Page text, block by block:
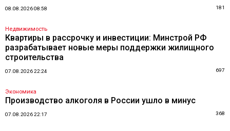
08.08.2026 08:58 181
Недвижимость
Квартиры в рассрочку и инвестиции: Минстрой РФ
разрабатывает новые меры поддержки жилищного
строительства
07.08.2026 22:24 697
Экономика
Производство алкоголя в России ушло в минус
07.08.2026 22:17 368